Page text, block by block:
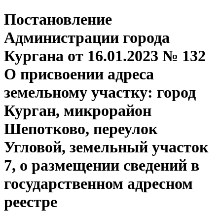
Постановление
Администрации города
Кургана от 16.01.2023 № 132
О присвоении адреса
земельному участку: город
Курган, микрорайон
Шепотково, переулок
Угловой, земельный участок
7, о размещении сведений в
государственном адресном
реестре